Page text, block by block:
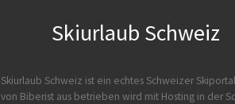
Skiurlaub Schweiz
Skiurlaub Schweiz ist ein echtes Schweizer
von Biberist aus betrieben wird mit Hosting in der